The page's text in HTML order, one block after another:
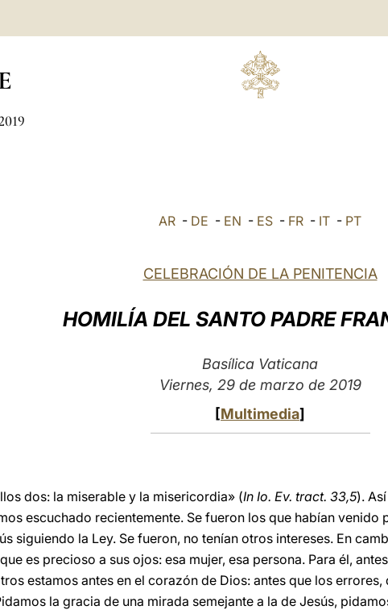
AR - DE - EN - ES - FR - IT - PT
CELEBRACIÓN DE LA PENITENCIA
HOMILÍA DEL SANTO PADRE
Basílica Vaticana
Viernes, 29 de marzo de 2019
[Multimedia]
dos: la miserable y la misericordia» (In Io. Ev. tract. 33,5).
escuchado recientemente. Se fueron los que habían
siguiendo la Ley. Se fueron, no tenían otros intereses. En
es precioso a sus ojos: esa mujer, esa persona. Para él,
estamos antes en el corazón de Dios: antes que los
la gracia de una mirada semejante a la de Jesús,